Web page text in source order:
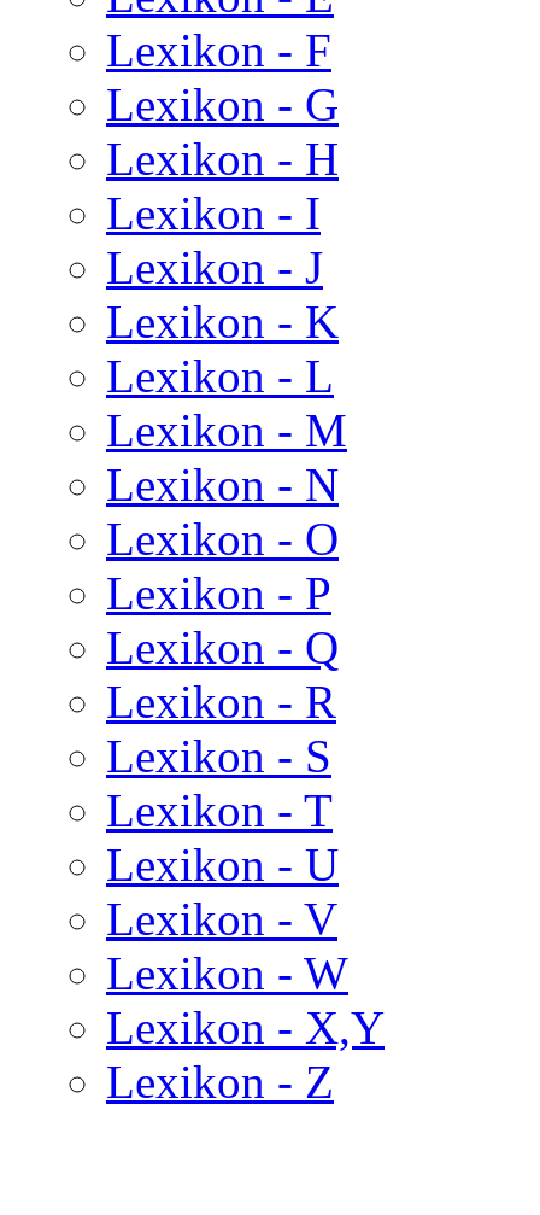
Lexikon - F
Lexikon - G
Lexikon - H
Lexikon - I
Lexikon - J
Lexikon - K
Lexikon - L
Lexikon - M
Lexikon - N
Lexikon - O
Lexikon - P
Lexikon - Q
Lexikon - R
Lexikon - S
Lexikon - T
Lexikon - U
Lexikon - V
Lexikon - W
Lexikon - X,Y
Lexikon - Z